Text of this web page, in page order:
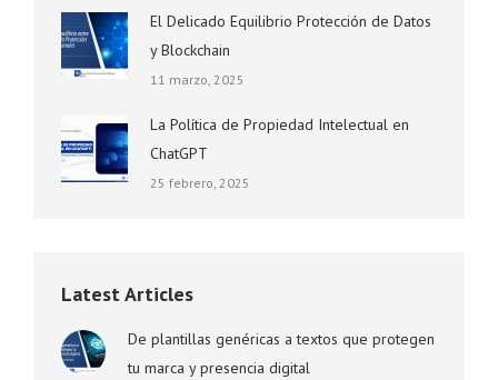
El Delicado Equilibrio Protección de Datos
y Blockchain
11 marzo, 2025
La Política de Propiedad Intelectual en
ChatGPT
25 febrero, 2025
Latest Articles
De plantillas genéricas a textos que protegen
tu marca y presencia digital